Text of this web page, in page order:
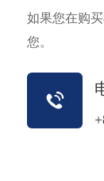
如果您在购
您。